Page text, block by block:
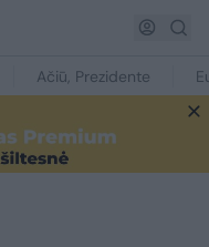
Ačiū, Prezidente